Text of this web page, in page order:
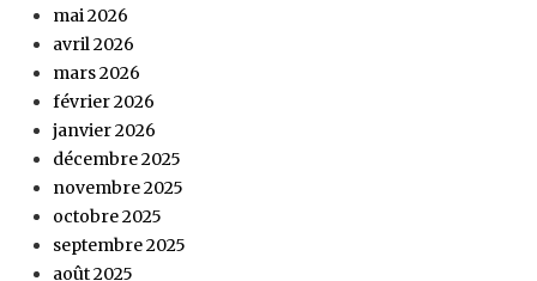
mai 2026
avril 2026
mars 2026
février 2026
janvier 2026
décembre 2025
novembre 2025
octobre 2025
septembre 2025
août 2025